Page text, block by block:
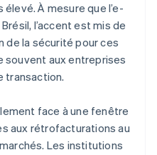
À mesure que l’e-
l’accent est mis de
de la sécurité pour ces
souvent aux entreprises
transaction.
face à une fenêtre
aux rétrofacturations au
Les institutions